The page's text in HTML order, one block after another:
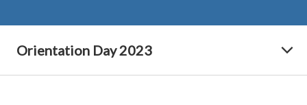
Orientation Day 2023